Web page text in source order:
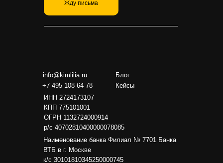
info@kimlilia.ru
Жду письма
Блог
ИНН 2724173107
КПП 775101001
ОГРН 1132724000914
р/с 40702810400000078085
Наименование банка Филиал № 7701 Банка
ВТБ в г. Москве
к/с 30101810345250000745
+7 495 108 64-78 Кейсы